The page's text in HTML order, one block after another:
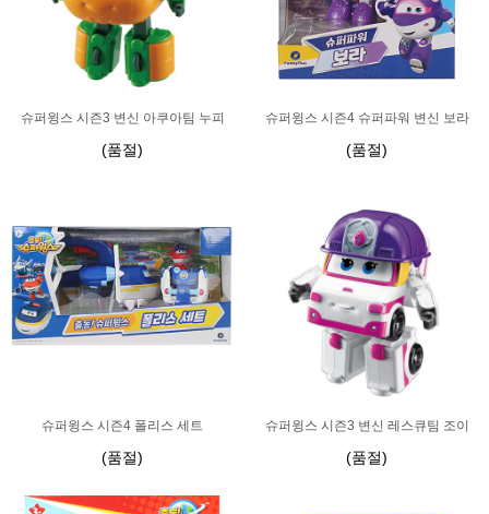
슈퍼윙스 시즌3 변신 아쿠아팀 누피
(품절)
슈퍼윙스 시즌4 슈퍼파워 변신 보라
(품절)
슈퍼윙스 시즌4 폴리스 세트
(품절)
슈퍼윙스 시즌3 변신 레스큐팀 조이
(품절)